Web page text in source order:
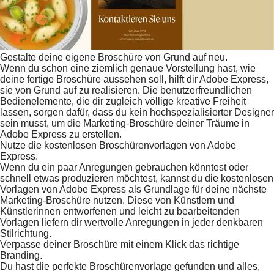
Gestalte deine eigene Broschüre von Grund auf neu.
Wenn du schon eine ziemlich genaue Vorstellung hast, wie
deine fertige Broschüre aussehen soll, hilft dir Adobe Express,
sie von Grund auf zu realisieren. Die benutzerfreundlichen
Bedienelemente, die dir zugleich völlige kreative Freiheit
lassen, sorgen dafür, dass du kein hochspezialisierter Designer
sein musst, um die Marketing-Broschüre deiner Träume in
Adobe Express zu erstellen.
Nutze die kostenlosen Broschürenvorlagen von Adobe
Express.
Wenn du ein paar Anregungen gebrauchen könntest oder
schnell etwas produzieren möchtest, kannst du die kostenlosen
Vorlagen von Adobe Express als Grundlage für deine nächste
Marketing-Broschüre nutzen. Diese von Künstlern und
Künstlerinnen entworfenen und leicht zu bearbeitenden
Vorlagen liefern dir wertvolle Anregungen in jeder denkbaren
Stilrichtung.
Verpasse deiner Broschüre mit einem Klick das richtige
Branding.
Du hast die perfekte Broschürenvorlage gefunden und alles,